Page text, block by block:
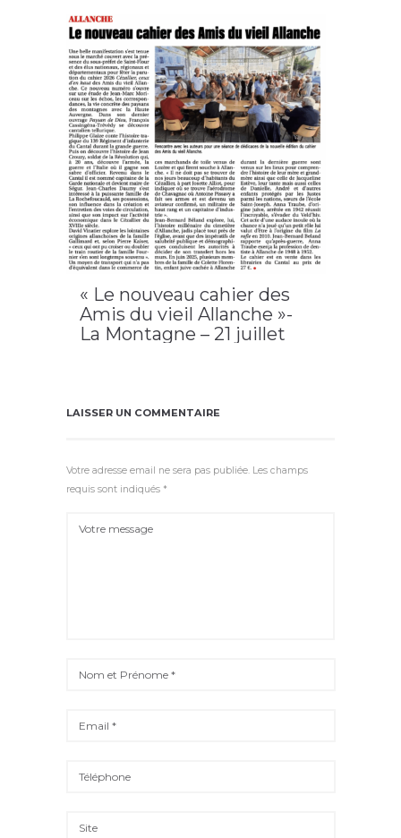
2026,Allanche,cantal,cézallier,foire à la brocante
et antiquité
« Le nouveau cahier des
Amis du vieil Allanche »-
La Montagne – 21 juillet
LAISSER UN COMMENTAIRE
Votre adresse email ne sera pas publiée. Les champs
requis sont indiqués *